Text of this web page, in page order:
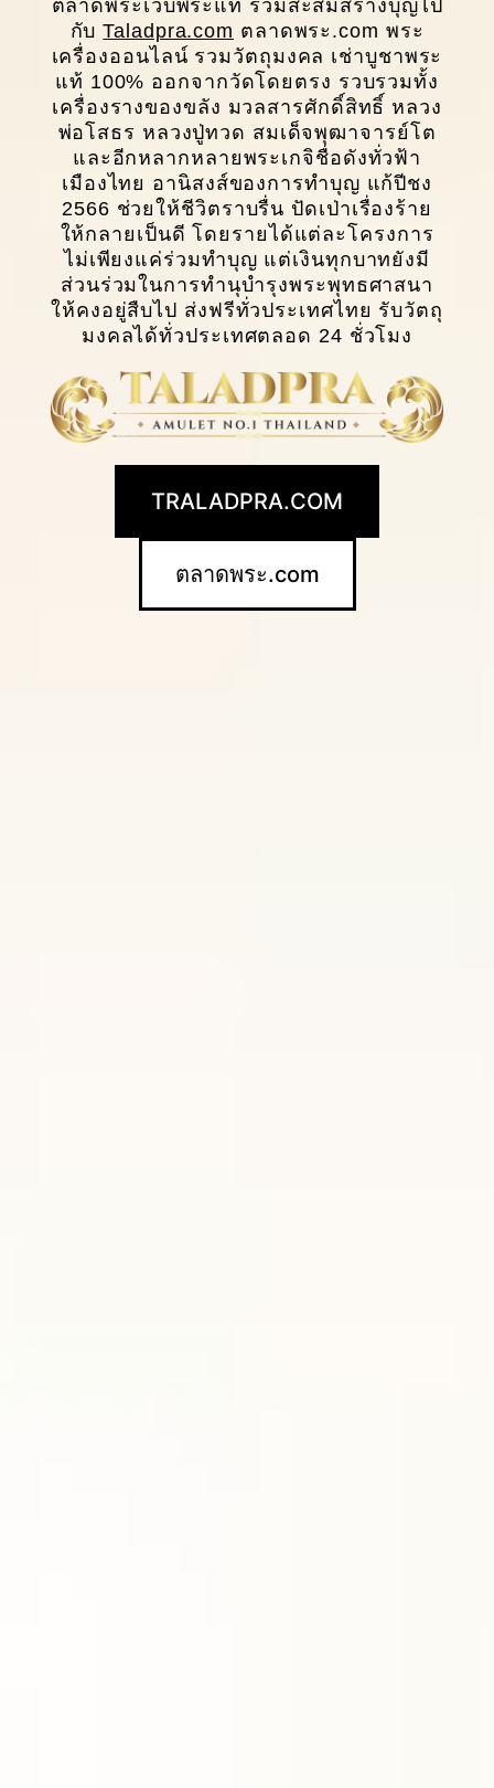
ตลาดพระเว็บพระแท้ ร่วมสะสมสร้างบุญไป
กับTaladpra.com ตลาดพระ.com พระ
เครื่องออนไลน์ รวมวัตถุมงคล เช่าบูชาพระ
แท้ 100% ออกจากวัดโดยตรง รวบรวมทั้ง
เครื่องรางของขลัง มวลสารศักดิ์สิทธิ์ หลวง
พ่อโสธร หลวงปู่ทวด สมเด็จพุฒาจารย์โต
และอีกหลากหลายพระเกจิชื่อดังทั่วฟ้า
เมืองไทย อานิสงส์ของการทำบุญ แก้ปีชง
2566 ช่วยให้ชีวิตราบรื่น ปัดเป่าเรื่องร้าย
ให้กลายเป็นดี โดยรายได้แต่ละโครงการ
ไม่เพียงแค่ร่วมทำบุญ แต่เงินทุกบาทยังมี
ส่วนร่วมในการทํานุบํารุงพระพุทธศาสนา
ให้คงอยู่สืบไป ส่งฟรีทั่วประเทศไทย รับวัตถุ
มงคลได้ทั่วประเทศตลอด 24 ชั่วโมง
TRALADPRA.COM
ตลาดพระ.com